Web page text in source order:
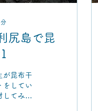
分
尻島で昆
が昆布干
をしてい
してみ